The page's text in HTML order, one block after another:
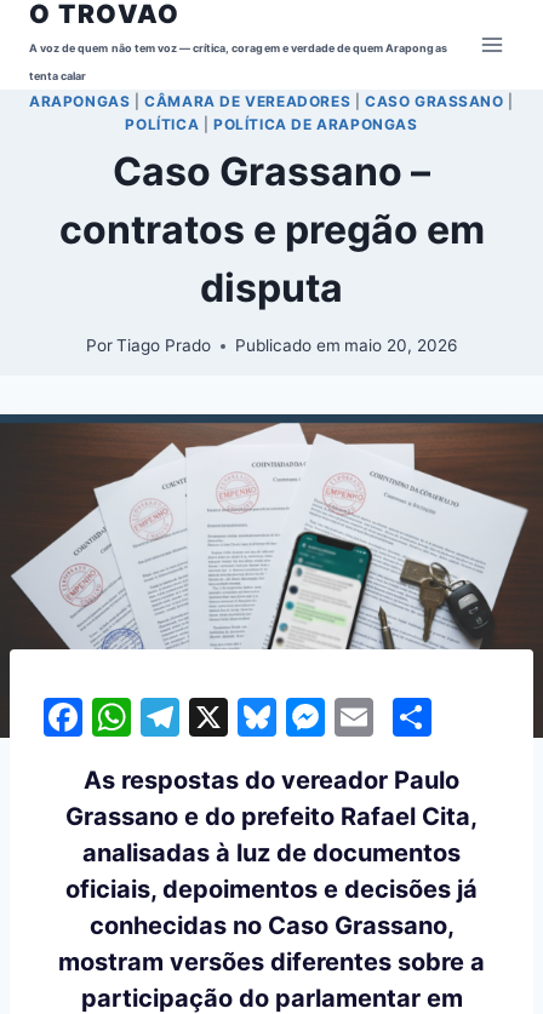
Pular
para
Conteúdo
O TROVAO
A voz de quem não tem voz — crítica, coragem e verdade de quem Arapongas
tenta calar
ARAPONGAS |CÂMARA DE VEREADORES CASO GRASSANO
POLÍTICA |POLÍTICA DE ARAPONGAS
Caso Grassano –
contratos e pregão em
disputa
PorTiago Prado Publicado em maio 20, 2026
F
c
e
b
o
o
k
W
at
s
A
p
p
T
e
gr
a
m
X
Bl
e
s
k
y
M
s
s
e
n
g
er
E
ai
l
ar
e
As respostas do vereador Paulo
Grassano e do prefeito Rafael Cita,
analisadas à luz de documentos
oficiais, depoimentos e decisões já
conhecidas no Caso Grassano,
mostram versões diferentes sobre a
participação do parlamentar em